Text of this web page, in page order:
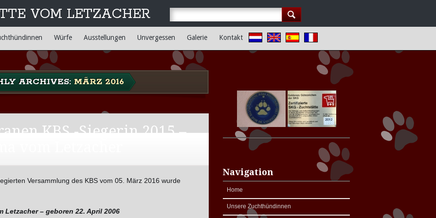
VOM LETZACHER
Würfe Ausstellungen Unvergessen Galerie Kontakt
ARCHIVES: MÄRZ 2016
KBS -Siegerin 2015 –
Versammlung des KBS vom 05. März 2016 wurde
Letzacher – geboren 22. April 2006
Navigation
Home
Unsere Zuchthündinnen